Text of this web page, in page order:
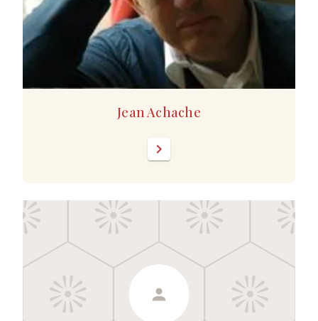
Jean Achache
chevron_right